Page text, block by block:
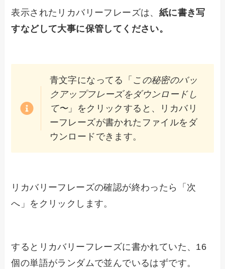
表示されたリカバリーフレーズは、 紙に書き写
すなどして大事に保管してください。
青文字になってる「 この秘密のバッ
クアップフレーズをダウンロードし
て〜」をクリックすると、リカバリ
ーフレーズが書かれたファイルをダ
ウンロードできます。
リカバリーフレーズの確認が終わったら「次
へ」をクリックします。
するとリカバリーフレーズに書かれていた、16
個の単語がランダムで並んでいるはずです。